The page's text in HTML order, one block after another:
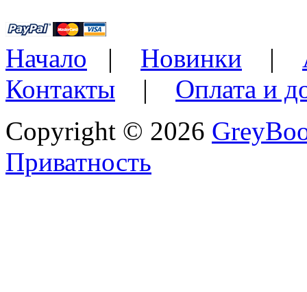
Начало | Новинки |
Контакты | Оплата и
Copyright © 2026
Приватность